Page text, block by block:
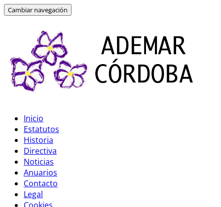
Cambiar navegación
Inicio
Estatutos
Historia
Directiva
Noticias
Anuarios
Contacto
Legal